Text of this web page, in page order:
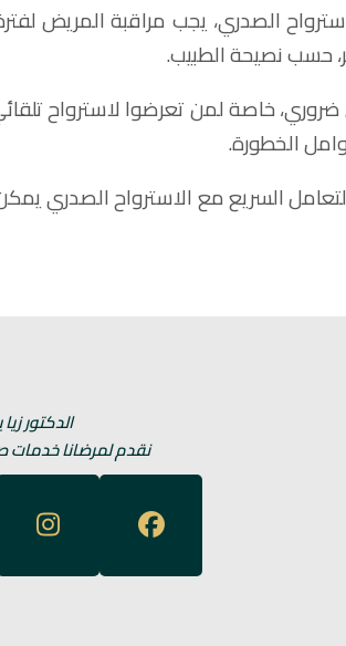
الصدري، يجب مراقبة المريض
حسب نصيحة الطبيب.
ضروري، خاصة لمن تعرضوا لاسترواح
الخطورة.
السريع مع الاسترواح الصدري
الدكتور
نقدم لمرضانا خدمات